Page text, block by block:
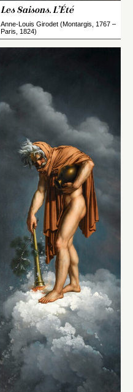
Les Saisons. L’Été
Anne-Louis Girodet (Montargis, 1767 –
Paris, 1824)